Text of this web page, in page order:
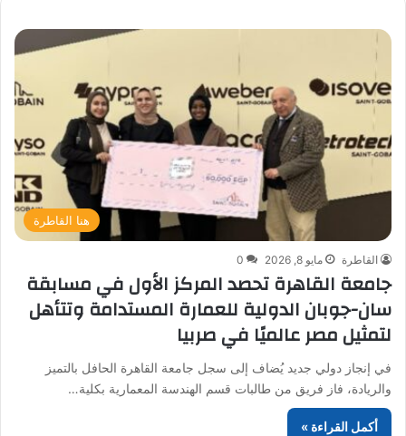
هنا القاطرة
القاطرة مايو 8, 2026 0
جامعة القاهرة تحصد المركز الأول في مسابقة
سان-جوبان الدولية للعمارة المستدامة وتتأهل
لتمثيل مصر عالميًا في صربيا
في إنجاز دولي جديد يُضاف إلى سجل جامعة القاهرة الحافل بالتميز
والريادة، فاز فريق من طالبات قسم الهندسة المعمارية بكلية…
أكمل القراءة »